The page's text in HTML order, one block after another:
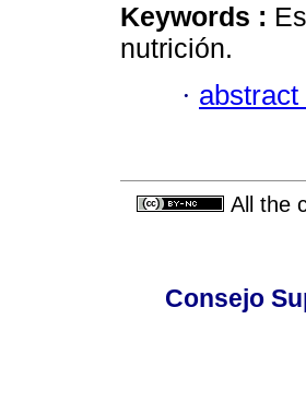
Keywords :
nutrición.
· abstract
All the
Consejo